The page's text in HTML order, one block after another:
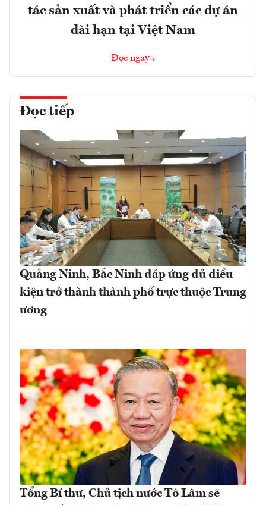
tác sản xuất và phát triển các dự án
dài hạn tại Việt Nam
Đọc ngay
Đọc tiếp
Quảng Ninh, Bắc Ninh đáp ứng đủ điều
kiện trở thành thành phố trực thuộc Trung
ương
Tổng Bí thư, Chủ tịch nước Tô Lâm sẽ